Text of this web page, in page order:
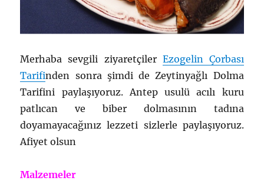
Merhaba sevgili ziyaretçiler Ezogelin Çorbası
Tarifinden sonra şimdi de Zeytinyağlı Dolma
Tarifini paylaşıyoruz. Antep usulü acılı kuru
patlıcan ve biber dolmasının tadına
doyamayacağınız lezzeti sizlerle paylaşıyoruz.
Afiyet olsun
Malzemeler